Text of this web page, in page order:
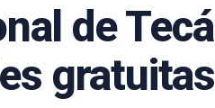
de
gratuitas